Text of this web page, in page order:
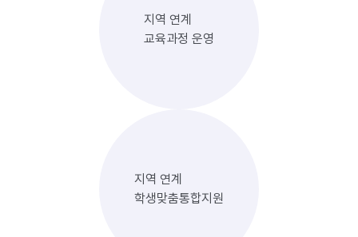
지역 연계
교육과정 운영
지역 연계
학생맞춤통합지원